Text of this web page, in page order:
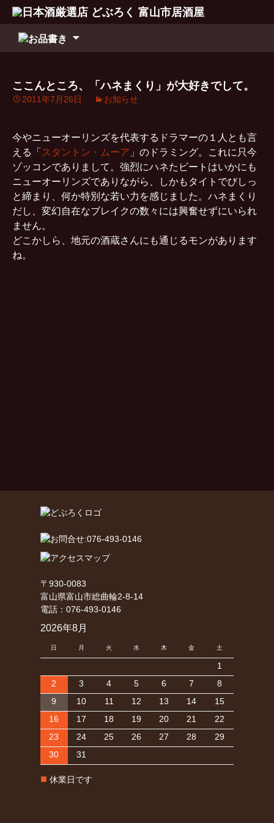
ツ
へ
動
ここんところ、「ハネまくり」が大好きでして。
2011年7月26日 お知らせ
今やニューオーリンズを代表するドラマーの１人とも言
える「 スタントン・ムーア 」のドラミング。これに只今
ゾッコンでありまして。強烈にハネたビートはいかにも
ニューオーリンズでありながら、しかもタイトでびしっ
と締まり、何か特別な若い力を感じました。ハネまくり
だし、変幻自在なブレイクの数々には興奮せずにいられ
ません。
どこかしら、地元の酒蔵さんにも通じるモンがあります
ね。
〒930-0083
富山県富山市総曲輪2-8-14
電話：076-493-0146
2026年8月
日 月 火 水 木 金 土
1
2
3 4 5 6 7
8
9
10 11 12 13 14
15
16
17 18 19 20 21
22
23
24 25 26 27 28
29
30
31
■ 休業日です